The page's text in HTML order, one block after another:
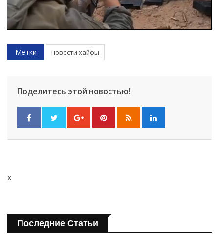
Метки новости хайфы
Поделитесь этой новостью!
x
Последние Статьи